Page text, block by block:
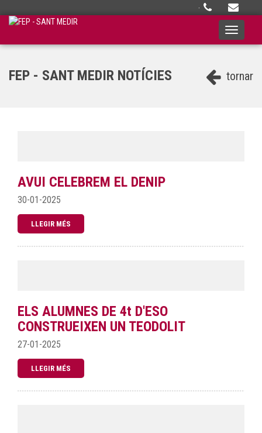
·
Toggle
tornar
FEP - SANT MEDIR NOTÍCIES
AVUI CELEBREM EL DENIP
30-01-2025
LLEGIR MÉS
ELS ALUMNES DE 4t D'ESO
CONSTRUEIXEN UN TEODOLIT
27-01-2025
LLEGIR MÉS